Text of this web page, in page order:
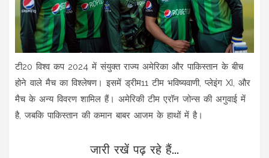
टी20 विश्व कप 2024 में संयुक्त राज्य अमेरिका और पाकिस्तान के बीच
होने वाले मैच का विश्लेषण। इसमें ड्रीम11 टीम भविष्यवाणी, प्लेइंग XI, और
मैच के अन्य विवरण शामिल हैं। अमेरिकी टीम एरॉन जोन्स की अगुवाई में
है, जबकि पाकिस्तान की कमान बाबर आजम के हाथों में है।
जारी रखें पढ़ रहे हैं...